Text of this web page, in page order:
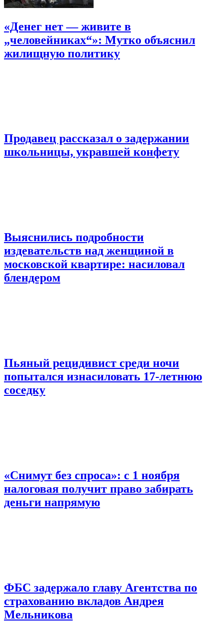
«Денег нет — живите в
„человейниках“»: Мутко объяснил
жилищную политику
Продавец рассказал о задержании
школьницы, укравшей конфету
Выяснились подробности
издевательств над женщиной в
московской квартире: насиловал
блендером
Пьяный рецидивист среди ночи
попытался изнасиловать 17-летнюю
соседку
«Снимут без спроса»: с 1 ноября
налоговая получит право забирать
деньги напрямую
ФБС задержало главу Агентства по
страхованию вкладов Андрея
Мельникова